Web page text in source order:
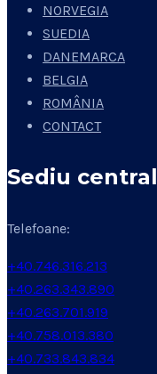
NORVEGIA
SUEDIA
DANEMARCA
BELGIA
ROMÂNIA
CONTACT
Sediu central
Telefoane:
+40.746.316.213
+40.263.343.890
+40.263.701.919
+40.758.013.380
+40.733.843.834